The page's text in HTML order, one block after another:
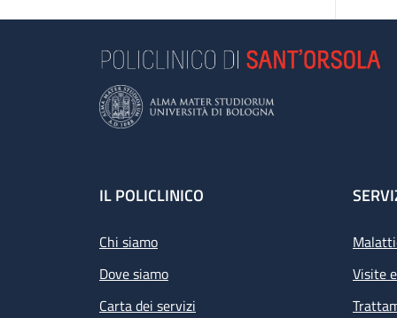
Footer
IL POLICLINICO
Chi siamo
Dove siamo
Carta dei servizi
Visite